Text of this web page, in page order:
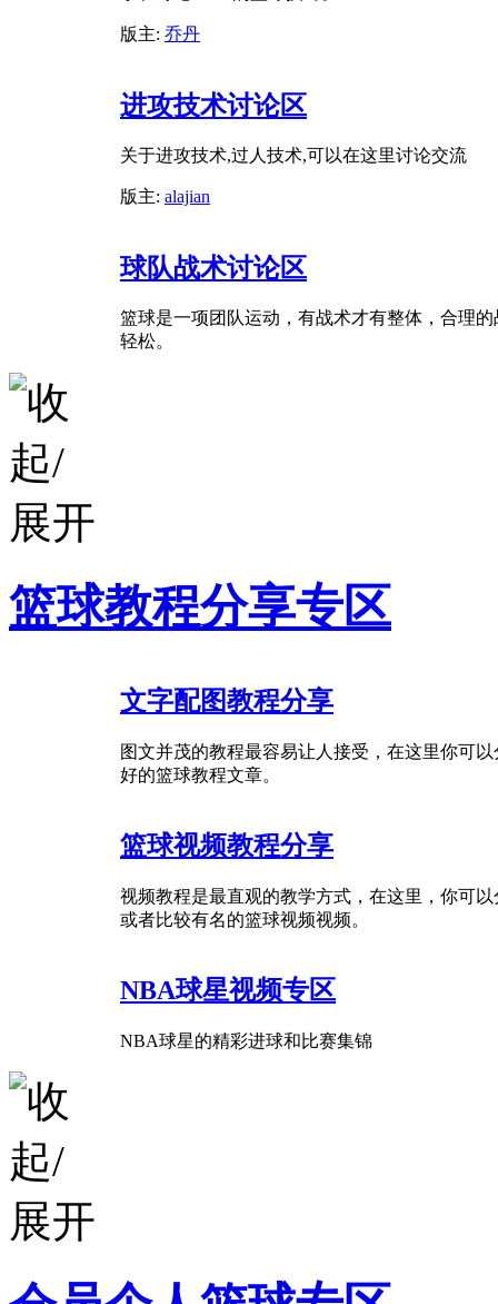
版主: 乔丹
进攻技术讨论区
关于进攻技术,过人技术,可以在这里讨论交流
版主: alajian
球队战术讨论区
篮球是一项团队运动，有战术才有整体，合理
轻松。
篮球教程分享专区
文字配图教程分享
图文并茂的教程最容易让人接受，在这里你可
好的篮球教程文章。
篮球视频教程分享
视频教程是最直观的教学方式，在这里，你可
或者比较有名的篮球视频视频。
NBA球星视频专区
NBA球星的精彩进球和比赛集锦